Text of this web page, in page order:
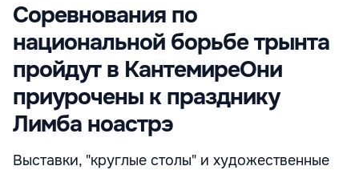
Соревнования по
национальной борьбе трынта
пройдут в КантемиреОни
приурочены к празднику
Лимба ноастрэ
Выставки, "круглые столы" и художественные